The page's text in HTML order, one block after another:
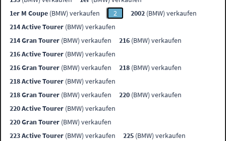
1er M Coupe (BMW) verkaufen 2 2002 (BMW) verkaufen
214 Active Tourer (BMW) verkaufen
214 Gran Tourer (BMW) verkaufen 216 (BMW) verkaufen
216 Active Tourer (BMW) verkaufen
216 Gran Tourer (BMW) verkaufen 218 (BMW) verkaufen
218 Active Tourer (BMW) verkaufen
218 Gran Tourer (BMW) verkaufen 220 (BMW) verkaufen
220 Active Tourer (BMW) verkaufen
220 Gran Tourer (BMW) verkaufen
223 Active Tourer (BMW) verkaufen 225 (BMW) verkaufen